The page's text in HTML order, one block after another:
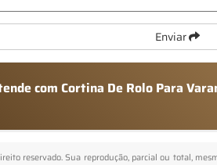
Enviar
com Cortina De Rolo Para
reservado. Sua reprodução, parcial ou total,